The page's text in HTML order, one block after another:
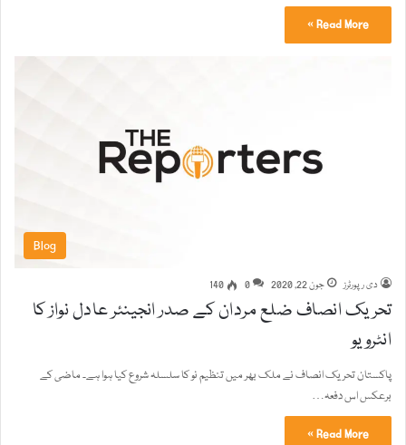
Read More »
Blog
دی رپورٹرز جون 22, 2020 0
140
تحریک انصاف ضلع مردان کے صدر انجینئر عادل نواز کا
انٹرویو
پاکستان تحریک انصاف نے ملک بھر میں تنظیم نو کا سلسلہ شروع کیا ہوا ہے۔ ماضی کے
برعکس اس دفعہ…
Read More »